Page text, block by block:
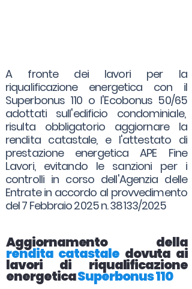
A fronte dei lavori per la
riqualificazione energetica con il
Superbonus 110 o l'Ecobonus 50/65
adottati sull'edificio condominiale,
risulta obbligatorio aggiornare la
rendita catastale, e l'attestato di
prestazione energetica APE Fine
Lavori, evitando le sanzioni per i
controlli in corso dell'Agenzia delle
Entrate in accordo al provvedimento
del 7 Febbraio 2025 n. 38133/2025
Aggiornamento della
rendita catastale dovuta ai
lavori di riqualificazione
energeticaSuperbonus 110